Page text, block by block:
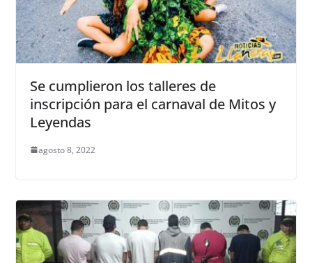
Se cumplieron los talleres de
inscripción para el carnaval de Mitos y
Leyendas
agosto 8, 2022